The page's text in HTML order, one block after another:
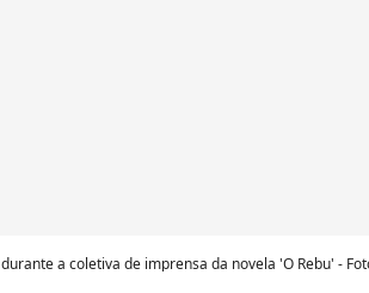
a coletiva de imprensa da novela 'O Rebu' -